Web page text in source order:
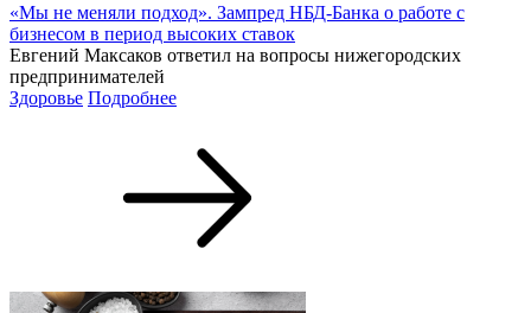
«Мы не меняли подход». Зампред НБД-Банка о работе с
бизнесом в период высоких ставок
Евгений Максаков ответил на вопросы нижегородских
предпринимателей
Здоровье Подробнее